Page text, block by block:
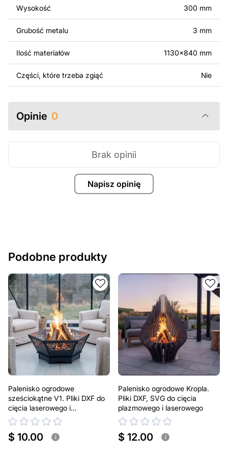
surowo zabronione.
Za dodatkową opłatą możemy dostosować projekt
albo wprowadzenie innych modyfikacji według Twoich
metalowego produktu, skontaktuj się z nami.
pomocy, skontaktuj się z nami w dowolnym momencie –
zawsze chętnie pomożemy.
Wysokość 300 mm
Grubość metalu 3 mm
Ilość materiałów 1130x840 mm
Części, które trzeba zgiąć Nie
Opinie 0
Napisz opinię
Brak opinii
Podobne produkty
Palenisko ogrodowe
sześciokątne V1. Pliki DXF do
cięcia laserowego i
plazmowego
$ 10.00 i
Palenisko ogrodowe Kropla.
Pliki DXF, SVG do cięcia
plazmowego i laserowego
$ 12.00 i